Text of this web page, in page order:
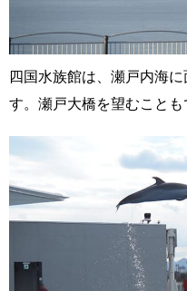
四国水族館は、瀬戸内海
す。瀬戸大橋を望むことも